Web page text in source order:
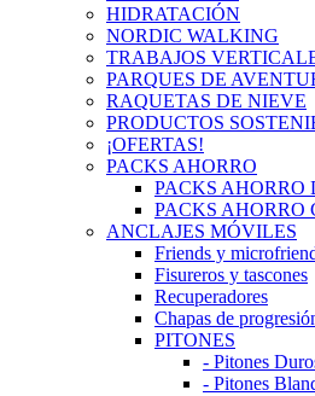
HIDRATACIÓN
NORDIC WALKING
TRABAJOS
PARQUES DE
RAQUETAS DE NIEVE
PRODUCTOS
¡OFERTAS!
PACKS AHORRO
PACKS AHORRO
PACKS AHORRO
ANCLAJES MÓVILES
Friends y
Fisureros y tascones
Recuperadores
Chapas de
PITONES
- Pitones
- Pitones